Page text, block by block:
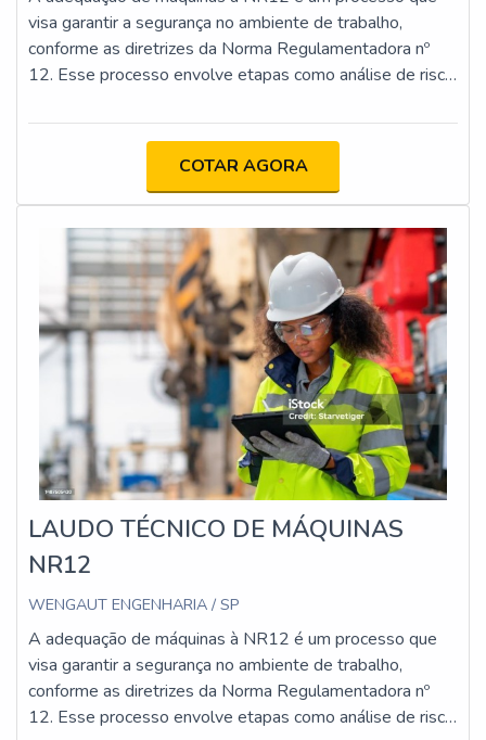
visa garantir a segurança no ambiente de trabalho,
conforme as diretrizes da Norma Regulamentadora nº
12. Esse processo envolve etapas como análise de risco,
segurança, atualização da documentação técnica e
riscos de acidentes e assegurar que as máquinas
estejam em conformidade com os requisitos legais e
técnicos.
COTAR AGORA
LAUDO TÉCNICO DE MÁQUINAS
NR12
WENGAUT ENGENHARIA / SP
A adequação de máquinas à NR12 é um processo que
visa garantir a segurança no ambiente de trabalho,
conforme as diretrizes da Norma Regulamentadora nº
12. Esse processo envolve etapas como análise de risco,